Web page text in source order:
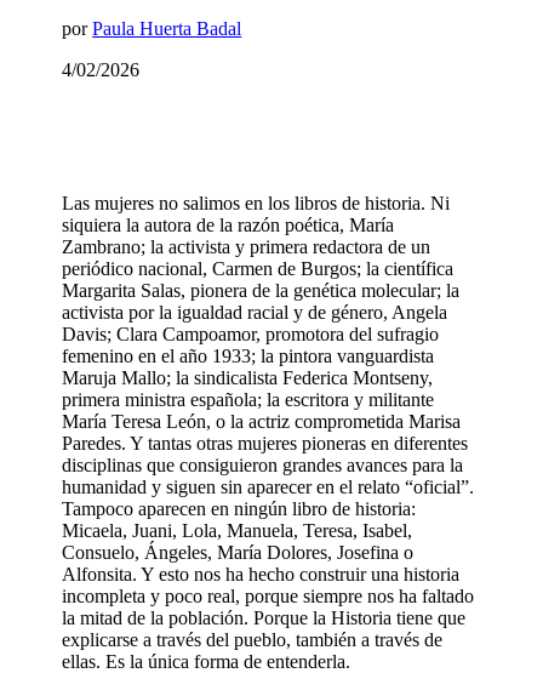
porPaula Huerta Badal
4/02/2026
Las mujeres no salimos en los libros de historia. Ni
siquiera la autora de la razón poética, María
Zambrano; la activista y primera redactora de un
periódico nacional, Carmen de Burgos; la científica
Margarita Salas, pionera de la genética molecular; la
activista por la igualdad racial y de género, Angela
Davis; Clara Campoamor, promotora del sufragio
femenino en el año 1933; la pintora vanguardista
Maruja Mallo; la sindicalista Federica Montseny,
primera ministra española; la escritora y militante
María Teresa León, o la actriz comprometida Marisa
Paredes. Y tantas otras mujeres pioneras en diferentes
disciplinas que consiguieron grandes avances para la
humanidad y siguen sin aparecer en el relato “oficial”.
Tampoco aparecen en ningún libro de historia:
Micaela, Juani, Lola, Manuela, Teresa, Isabel,
Consuelo, Ángeles, María Dolores, Josefina o
Alfonsita. Y esto nos ha hecho construir una historia
incompleta y poco real, porque siempre nos ha faltado
la mitad de la población. Porque la Historia tiene que
explicarse a través del pueblo, también a través de
ellas. Es la única forma de entenderla.